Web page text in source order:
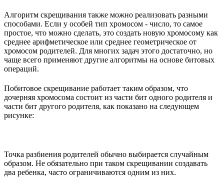
Алгоритм скрещивания также можно реализовать разными
способами. Если у особей тип хромосом - число, то самое
простое, что можно сделать, это создать новую хромосому как
среднее арифметическое или среднее геометрическое от
хромосом родителей. Для многих задач этого достаточно, но
чаще всего применяют другие алгоритмы на основе битовых
операций.
Побитовое скрещивание работает таким образом, что
дочерняя хромосома состоит из части бит одного родителя и
части бит другого родителя, как показано на следующем
рисунке:
Точка разбиения родителей обычно выбирается случайным
образом. Не обязательно при таком скрещивании создавать
два ребенка, часто ограничиваются одним из них.